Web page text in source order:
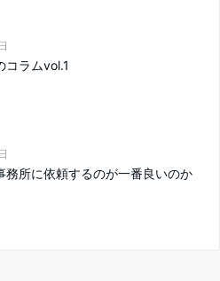
コラムvol.1
務所に依頼するのが一番良いのか